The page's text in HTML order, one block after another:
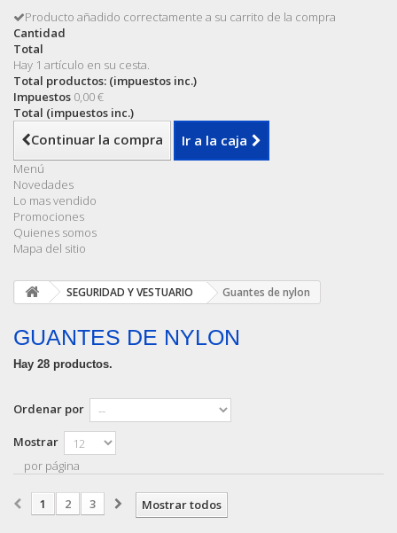
Producto añadido correctamente a su carrito de la compra
Cantidad
Total
Hay 1 artículo en su cesta.
Total productos: (impuestos inc.)
Impuestos 0,00 €
Total (impuestos inc.)
Continuar la compra Ir a la caja
Menú
Novedades
Lo mas vendido
Promociones
Quienes somos
Mapa del sitio
SEGURIDAD Y VESTUARIO Guantes de nylon
GUANTES DE NYLON
Hay 28 productos.
Ordenar por
Mostrar
por página
Mostrar todos
1 2 3